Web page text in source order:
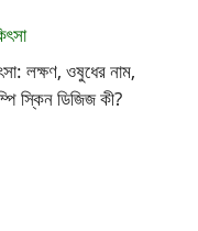
লক্ষণ, ওষুধের নাম,
স্কিন ডিজিজ কী?